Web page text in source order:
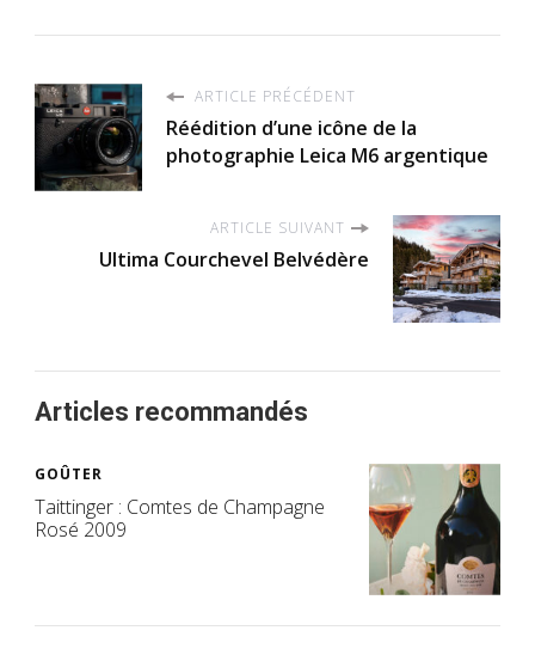
ARTICLE PRÉCÉDENT
Réédition d’une icône de la
photographie Leica M6 argentique
ARTICLE SUIVANT
Ultima Courchevel Belvédère
Articles recommandés
GOÛTER
Taittinger : Comtes de Champagne
Rosé 2009